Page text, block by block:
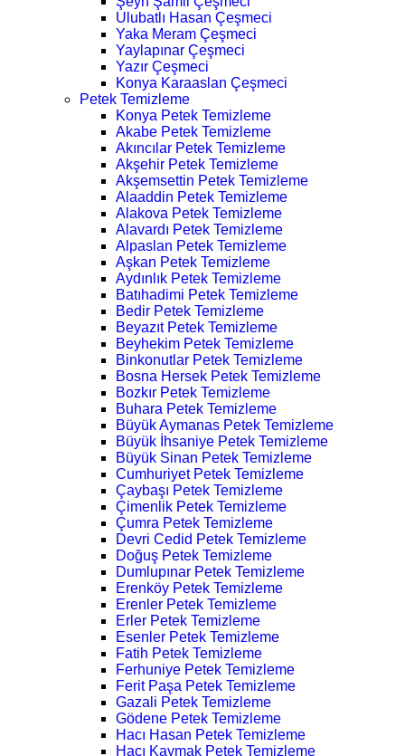
Ulubatlı Hasan Çeşmeci
Yaka Meram Çeşmeci
Yaylapınar Çeşmeci
Yazır Çeşmeci
Konya Karaaslan Çeşmeci
Petek Temizleme
Konya Petek Temizleme
Akabe Petek Temizleme
Akıncılar Petek Temizleme
Akşehir Petek Temizleme
Akşemsettin Petek Temizleme
Alaaddin Petek Temizleme
Alakova Petek Temizleme
Alavardı Petek Temizleme
Alpaslan Petek Temizleme
Aşkan Petek Temizleme
Aydınlık Petek Temizleme
Batıhadimi Petek Temizleme
Bedir Petek Temizleme
Beyazıt Petek Temizleme
Beyhekim Petek Temizleme
Binkonutlar Petek Temizleme
Bosna Hersek Petek Temizleme
Bozkır Petek Temizleme
Buhara Petek Temizleme
Büyük Aymanas Petek Temizleme
Büyük İhsaniye Petek Temizleme
Büyük Sinan Petek Temizleme
Cumhuriyet Petek Temizleme
Çaybaşı Petek Temizleme
Çimenlik Petek Temizleme
Çumra Petek Temizleme
Devri Cedid Petek Temizleme
Doğuş Petek Temizleme
Dumlupınar Petek Temizleme
Erenköy Petek Temizleme
Erenler Petek Temizleme
Erler Petek Temizleme
Esenler Petek Temizleme
Fatih Petek Temizleme
Ferhuniye Petek Temizleme
Ferit Paşa Petek Temizleme
Gazali Petek Temizleme
Gödene Petek Temizleme
Hacı Hasan Petek Temizleme
Hacı Kaymak Petek Temizleme